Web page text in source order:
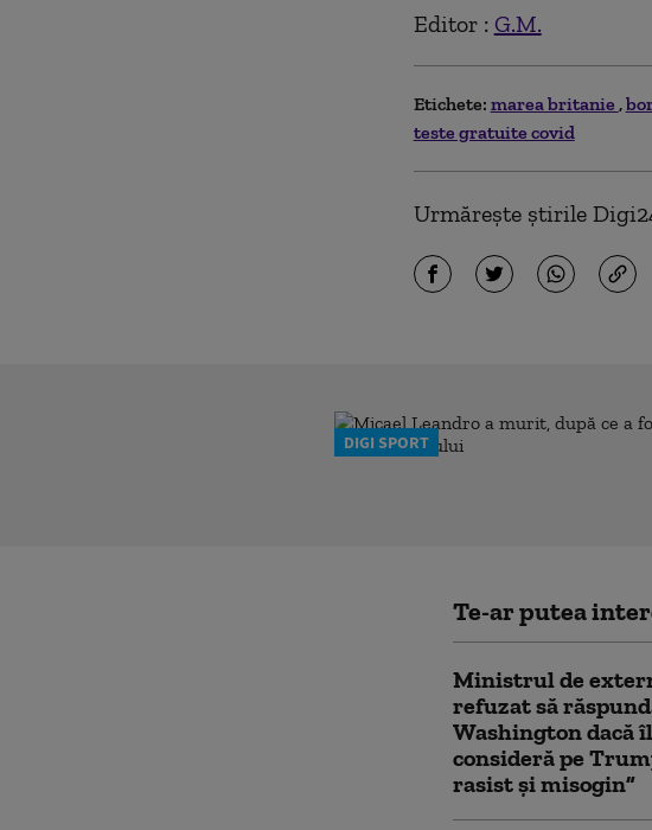
Editor : G.M.
Etichete: marea britanie
teste gratuite covid
Urmărește știrile
DIGI SPORT
Te-ar putea
Ministrul de
refuzat să
Washington dacă
consideră pe
rasist şi misogin”